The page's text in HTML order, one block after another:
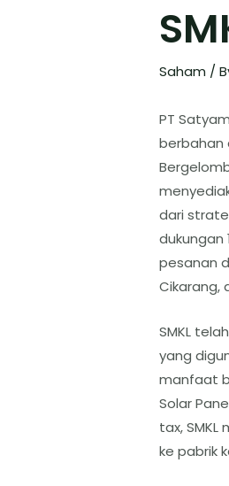
Saham /
PT
berbahan
dari
dukungan
pesanan
Cikarang,
SMKL
yang
manfaat
Solar
tax,
ke pabrik